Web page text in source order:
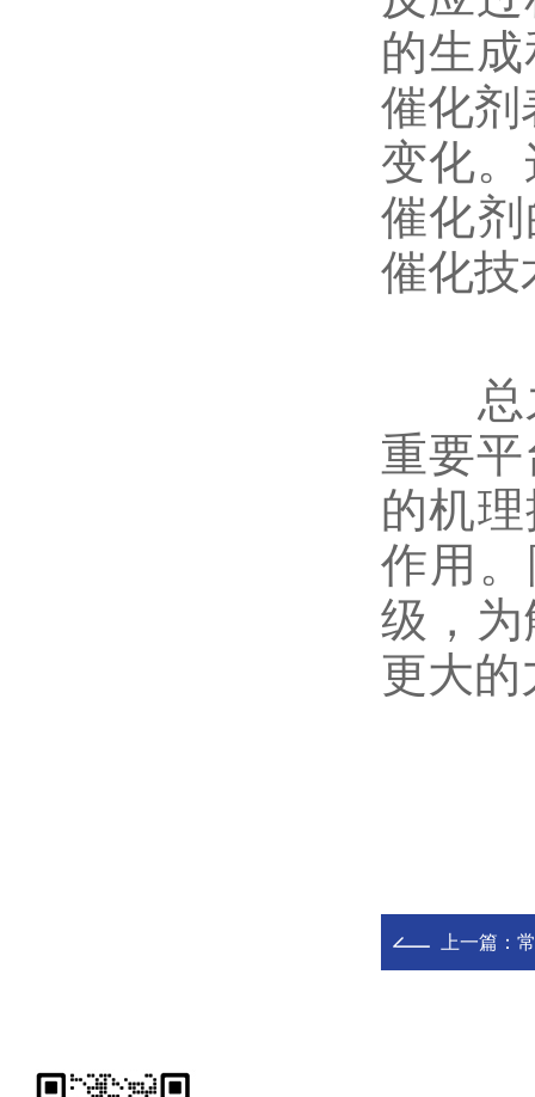
的生
催化剂
变化
催化
催化技
总之
重要
的机
作用
级，
更大的
上一篇：